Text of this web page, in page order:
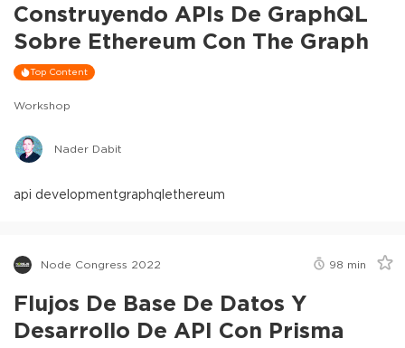
Construyendo APIs De GraphQL
Sobre Ethereum Con The Graph
Top Content
Workshop
Nader Dabit
api developmentgraphqlethereum
Node Congress 2022 98 min
Flujos De Base De Datos Y
Desarrollo De API Con Prisma